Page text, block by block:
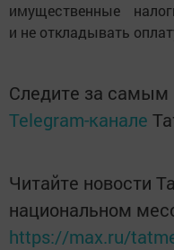
имущественные
и не откладывать
Следите за
Telegram-канале
Читайте новости
национальном
https://max.ru/